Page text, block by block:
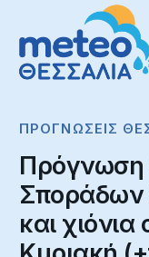
ΠΡΟΓΝΏΣΕΙΣ
Πρόγνωση
Σποράδων
και